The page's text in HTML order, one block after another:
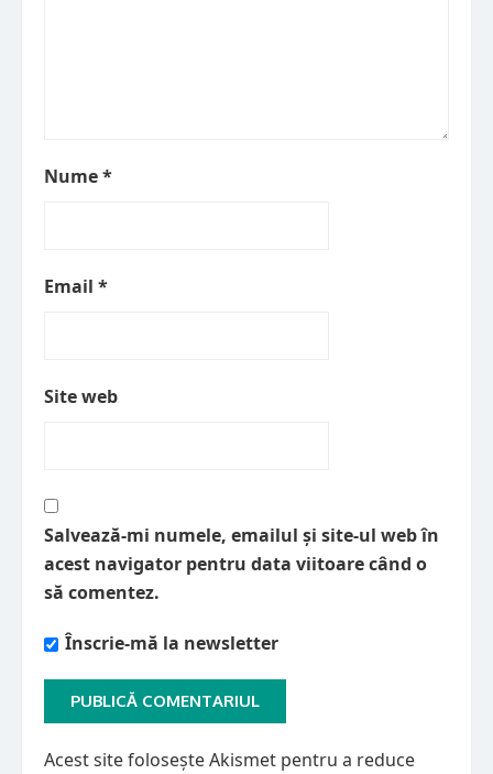
Nume*
Email *
Site web
Salvează-mi numele, emailul și site-ul web în
acest navigator pentru data viitoare când o
să comentez.
Înscrie-mă la newsletter
Acest site folosește Akismet pentru a reduce